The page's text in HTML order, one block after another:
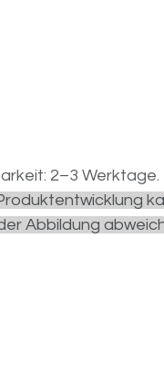
2–3 Werktage.
Abbildung